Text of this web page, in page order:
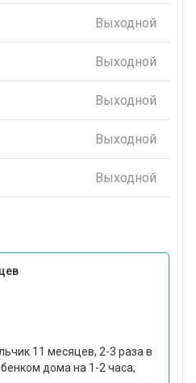
Выходной
Выходной
Выходной
Выходной
Выходной
11 месяцев, 2-3 раза в
дома на 1-2 часа,